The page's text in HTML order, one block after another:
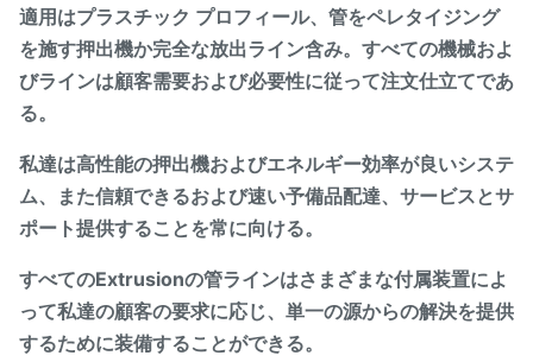
適用はプラスチック プロフィール、管をペレタイジング
を施す押出機か完全な放出ライン含み。すべての機械およ
びラインは顧客需要および必要性に従って注文仕立てであ
る。
私達は高性能の押出機およびエネルギー効率が良いシステ
ム、また信頼できるおよび速い予備品配達、サービスとサ
ポート提供することを常に向ける。
すべてのExtrusionの管ラインはさまざまな付属装置によ
って私達の顧客の要求に応じ、単一の源からの解決を提供
するために装備することができる。